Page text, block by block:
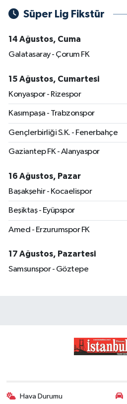
Süper Lig Fikstür
14 Ağustos, Cuma
Galatasaray - Çorum FK
15 Ağustos, Cumartesi
Konyaspor - Rizespor
Kasımpaşa - Trabzonspor
Gençlerbirliği S.K. - Fenerbahçe
Gaziantep FK - Alanyaspor
16 Ağustos, Pazar
Başakşehir - Kocaelispor
Beşiktaş - Eyüpspor
Amed - Erzurumspor FK
17 Ağustos, Pazartesi
Samsunspor - Göztepe
Hava Durumu